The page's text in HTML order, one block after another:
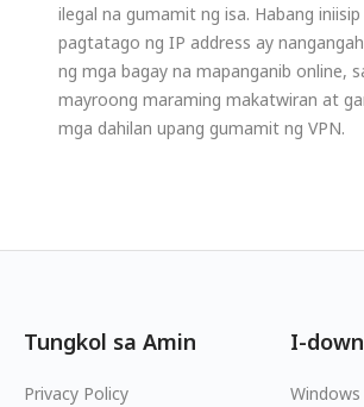
ilegal na gumamit ng isa. Habang
pagtatago ng IP address ay
ng mga bagay na mapanganib online,
mayroong maraming makatwiran at
mga dahilan upang gumamit ng VPN.
Tungkol sa Amin
Privacy Policy
I-
Windows